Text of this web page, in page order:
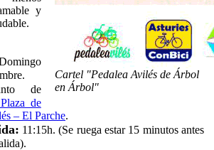
Cartel "Pedalea Avilés de Árbol
en Árbol"
y
de
de
– El Parche.
11:15h. (Se ruega estar 15 minutos antes